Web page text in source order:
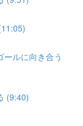
ルに向き合う
(9:40)